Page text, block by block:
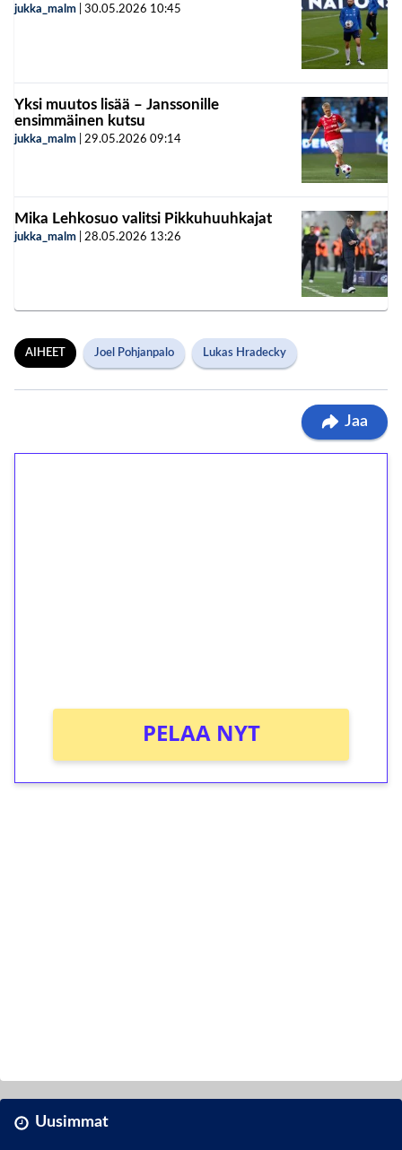
jukka_malm 30.05.2026 10:45
Yksi muutos lisää – Janssonille
ensimmäinen kutsu
jukka_malm 29.05.2026 09:14
Mika Lehkosuo valitsi Pikkuhuuhkajat
jukka_malm 28.05.2026 13:26
AIHEET Joel Pohjanpalo Lukas Hradecky
Jaa
PELAA NYT
Uusimmat